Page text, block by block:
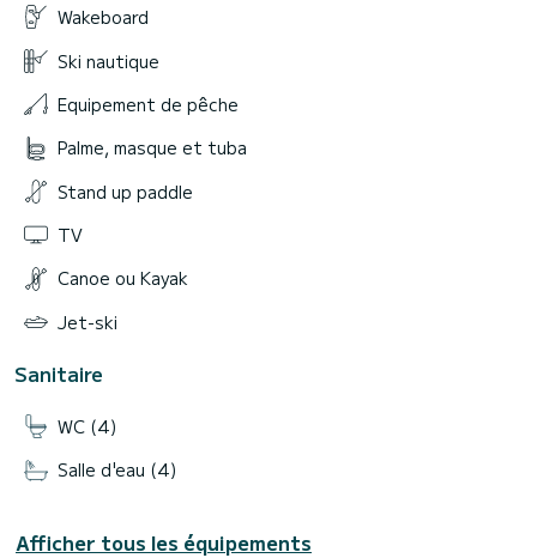
Wakeboard
Ski nautique
Equipement de pêche
Palme, masque et tuba
Stand up paddle
TV
Canoe ou Kayak
Jet-ski
Sanitaire
WC (4)
Salle d'eau (4)
Afficher tous les équipements